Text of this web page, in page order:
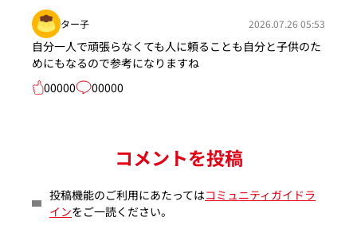
ター子 2026.07.26 05:53
自分一人で頑張らなくても人に頼ることも自分と子供のた
めにもなるので参考になりますね
00000
00000
コメントを投稿
投稿機能のご利用にあたってはコミュニティガイドラ
インをご一読ください。